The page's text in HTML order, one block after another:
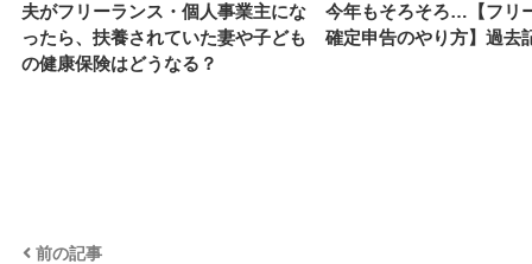
夫がフリーランス・個人事業主にな
ったら、扶養されていた妻や子ども
の健康保険はどうなる？
今年もそろそろ…【フリ
確定申告のやり方】過去
前の記事